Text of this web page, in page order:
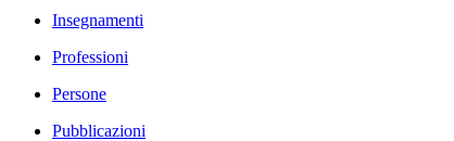
Insegnamenti
Professioni
Persone
Pubblicazioni